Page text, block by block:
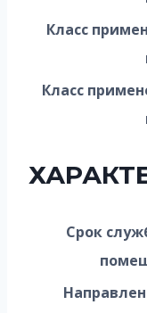
Класс
Класс
Срок